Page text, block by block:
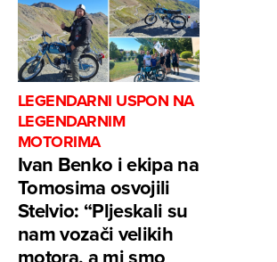
LEGENDARNI USPON NA
LEGENDARNIM
MOTORIMA
Ivan Benko i ekipa na
Tomosima osvojili
Stelvio: “Pljeskali su
nam vozači velikih